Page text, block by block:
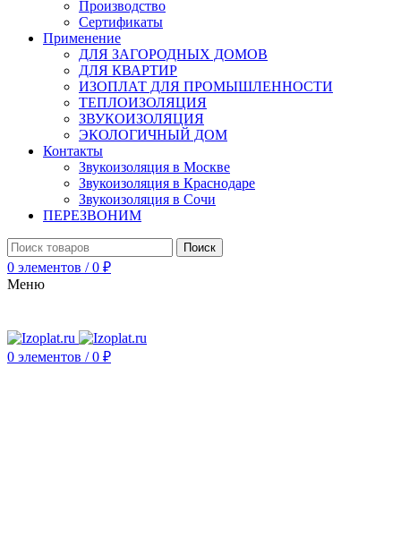
Производство
Сертификаты
Применение
ДЛЯ ЗАГОРОДНЫХ ДОМОВ
ДЛЯ КВАРТИР
ИЗОПЛАТ ДЛЯ ПРОМЫШЛЕННОСТИ
ТЕПЛОИЗОЛЯЦИЯ
ЗВУКОИЗОЛЯЦИЯ
ЭКОЛОГИЧНЫЙ ДОМ
Контакты
Звукоизоляция в Москве
Звукоизоляция в Краснодаре
Звукоизоляция в Сочи
ПЕРЕЗВОНИМ
Поиск
0 элементов / 0 ₽
Меню
0 элементов / 0 ₽